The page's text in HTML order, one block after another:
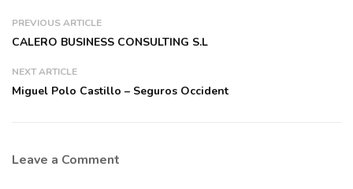
PREVIOUS ARTICLE
CALERO BUSINESS CONSULTING S.L
NEXT ARTICLE
Miguel Polo Castillo – Seguros Occident
Leave a Comment